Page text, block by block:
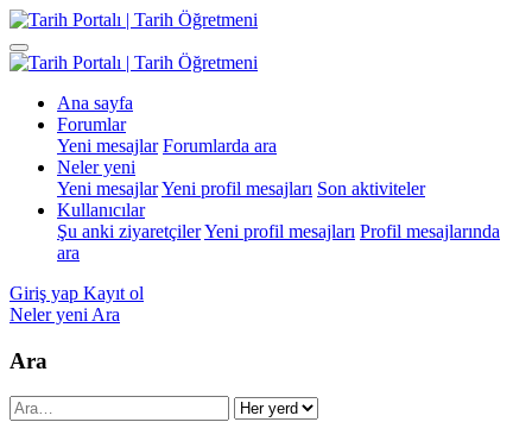
Ana sayfa
Forumlar
Yeni mesajlar Forumlarda ara
Neler yeni
Yeni mesajlarYeni profil mesajları Son aktiviteler
Kullanıcılar
Şu anki ziyaretçilerYeni profil mesajları Profil mesajlarında
ara
Giriş yap Kayıt ol
Neler yeni Ara
Ara